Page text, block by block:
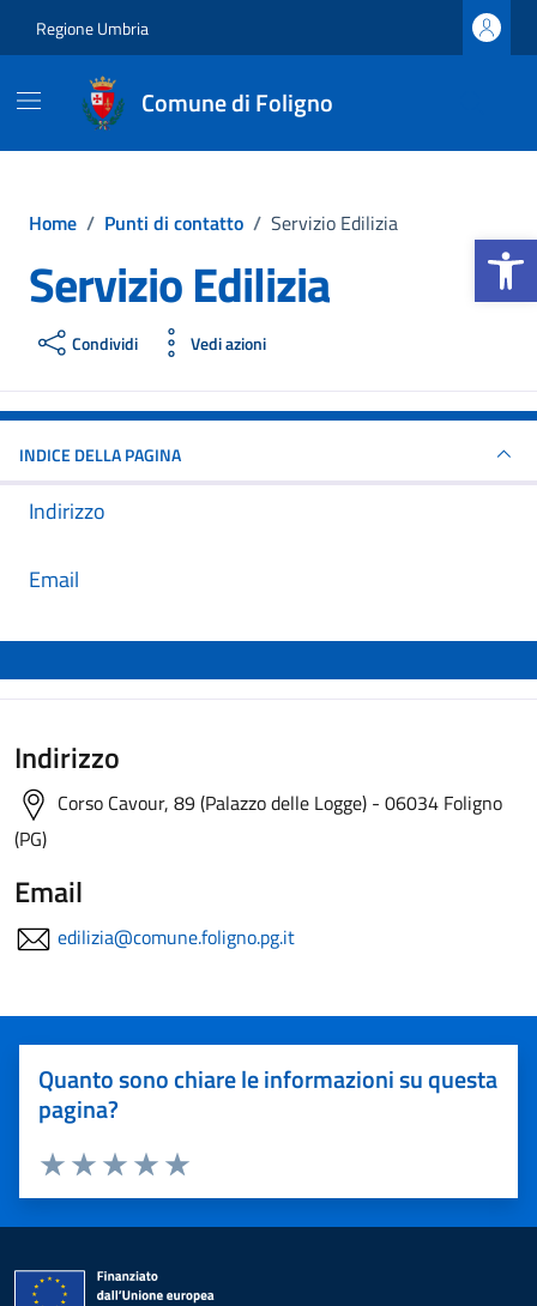
Apri la
Regione Umbria
Comune di Foligno
Home / Punti di contatto / Servizio Edilizia
Servizio Edilizia
Condividi Vedi azioni
INDICE DELLA PAGINA
Indirizzo
Email
Indirizzo
Corso Cavour, 89 (Palazzo delle Logge) - 06034 Foligno
(PG)
Email
edilizia@comune.foligno.pg.it
Quanto sono chiare le informazioni su questa
pagina?
Valuta 5 stelle su 5
Valuta 4 stelle su 5
Valuta 3 stelle su 5
Valuta 2 stelle su 5
Valuta 1 stelle su 5